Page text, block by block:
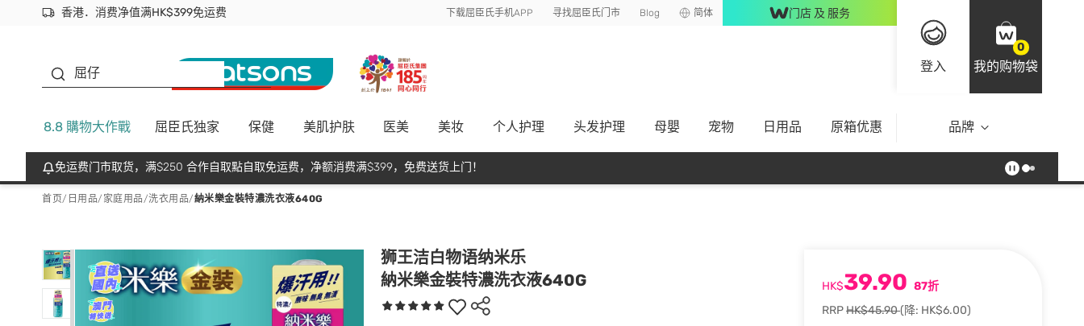
香港．消费净值满HK$399免运费
立即成为易赏钱会员尽享独家优惠
首次APP下单买满$450 输入 NEWAPP 即减$50 下载屈臣氏手机APP 寻找屈臣氏门市 Blog 简体 门店 及 服务
登入
0
我的购物袋
屈仔
8.8 購物大作戰 屈臣氏独家 保健 美肌护肤 医美 美妆 个人护理 头发护理 母嬰 宠物 日用品 原箱优惠 品牌
免运费门市取货，满$250 合作自取點自取免运费，净额消费满$399，免费送货上门！
首页/ 日用品/ 家庭用品/洗衣用品/納米樂金裝特濃洗衣液640G
狮王洁白物语纳米乐
納米樂金裝特濃洗衣液640G
HK$39.90 87折
RRPHK$45.90(降: HK$6.00)